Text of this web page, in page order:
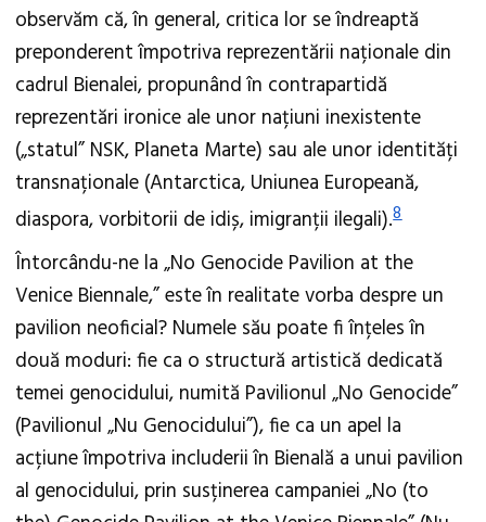
observăm că, în general, critica lor se îndreaptă
preponderent împotriva reprezentării naționale din
cadrul Bienalei, propunând în contrapartidă
reprezentări ironice ale unor națiuni inexistente
(„statul” NSK, Planeta Marte) sau ale unor identități
transnaționale (Antarctica, Uniunea Europeană,
diaspora, vorbitorii de idiș, imigranții ilegali).8
Întorcându-ne la „No Genocide Pavilion at the
Venice Biennale,” este în realitate vorba despre un
pavilion neoficial? Numele său poate fi înțeles în
două moduri: fie ca o structură artistică dedicată
temei genocidului, numită Pavilionul „No Genocide”
(Pavilionul „Nu Genocidului”), fie ca un apel la
acțiune împotriva includerii în Bienală a unui pavilion
al genocidului, prin susținerea campaniei „No (to